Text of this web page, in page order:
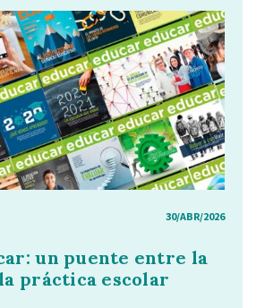
30/ABR/2026
un puente entre la
práctica escolar